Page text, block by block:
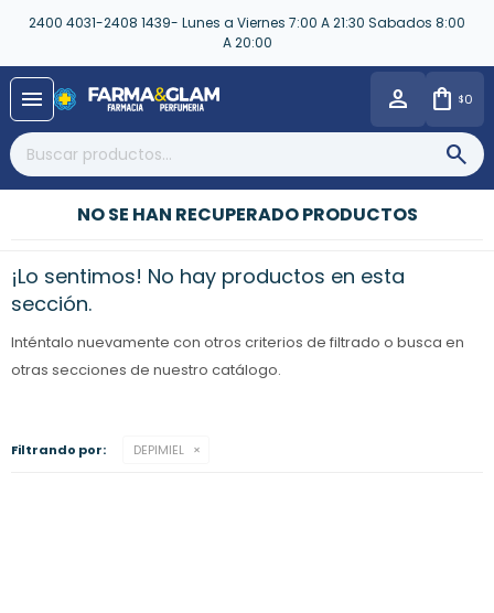
2400 4031-2408 1439- Lunes a Viernes 7:00 A 21:30 Sabados 8:00
A 20:00
menu $0
NO SE HAN RECUPERADO PRODUCTOS
¡Lo sentimos! No hay productos en esta
sección.
Inténtalo nuevamente con otros criterios de filtrado o busca en
otras secciones de nuestro catálogo.
Filtrando por: DEPIMIEL